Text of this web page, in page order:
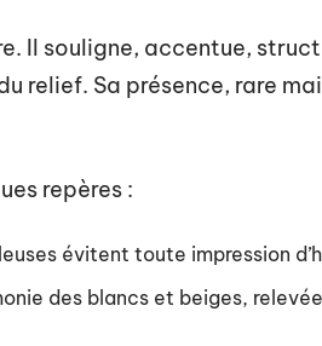
Il souligne, accentue,
relief. Sa présence, rare
repères :
évitent toute impression
des blancs et beiges,